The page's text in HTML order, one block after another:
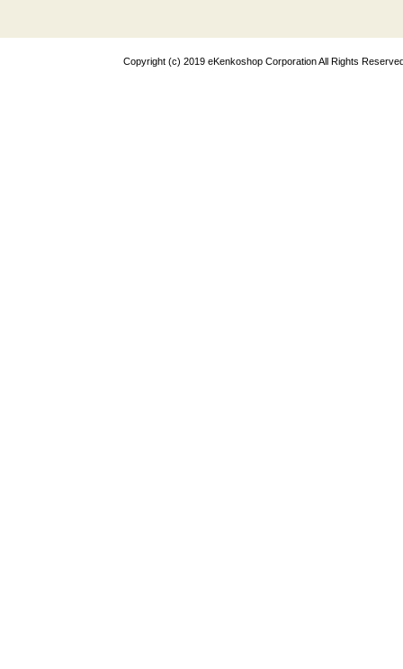
Copyright (c) 2019 eKenkoshop Corporation All Rights